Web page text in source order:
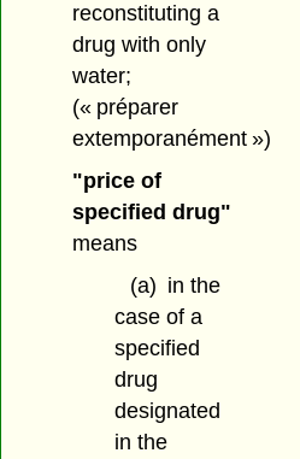
reconstituting a
drug with only
water;
(« préparer
extemporanément »)
"price of
specified drug"
means
(a) in the
case of a
specified
drug
designated
in the